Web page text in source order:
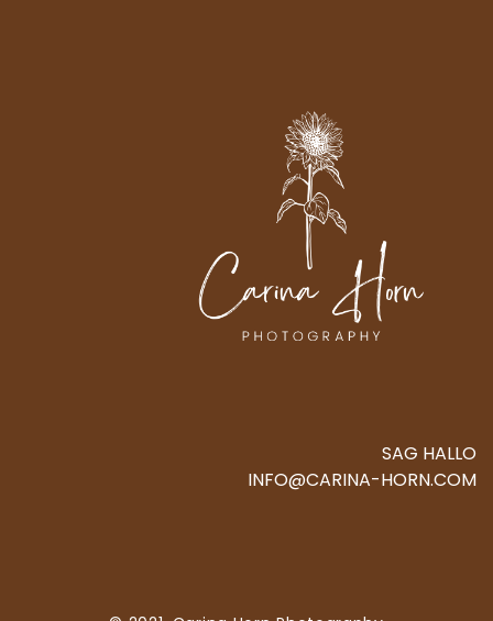
SAG HALLO
INFO@CARINA-HORN.COM